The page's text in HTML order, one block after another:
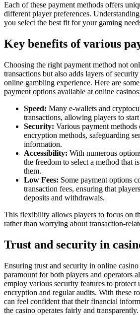
Each of these payment methods offers
different player preferences.
you select the best fit for your gaming
Key benefits of various
Choosing the right payment method not
transactions but also adds layers of
online gambling experience. Here are
payment options available at online casinos:
Speed: Many e-wallets and
transactions, allowing players to
Security: Various payment methods
encryption methods, safeguarding
information.
Accessibility: With numerous
the freedom to select a method that
them.
Low Fees: Some payment options
transaction fees, ensuring that
deposits and withdrawals.
This flexibility allows players to focus on
rather than worrying about transaction-
Trust and security in
Ensuring trust and security in online casino
paramount for both players and operators
employ various security features to protect
encryption and regular audits. With these
can feel confident that their financial
the casino operates fairly and transparently.